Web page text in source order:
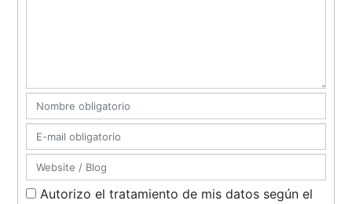
Autorizo el tratamiento de mis datos según el